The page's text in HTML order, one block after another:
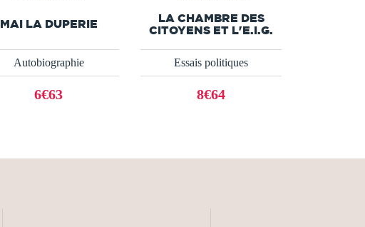
MAI LA DUPERIE
Autobiographie
6€63
LA CHAMBRE DES
CITOYENS ET L'E.I.G.
Essais politiques
8€64